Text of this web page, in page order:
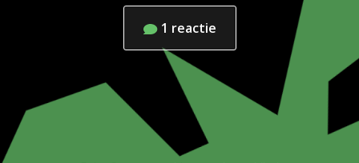
1 reactie